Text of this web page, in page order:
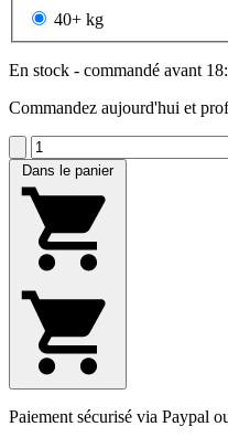
40+ kg
En stock - commandé avant
Commandez aujourd'hui et
Dans le panier
Paiement sécurisé via Paypal